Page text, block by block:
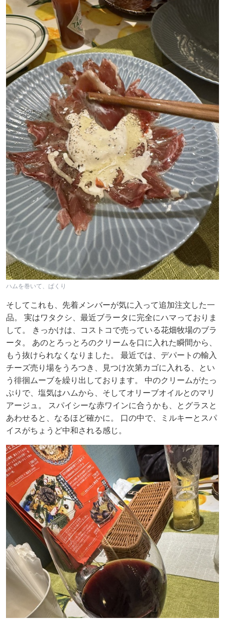
ハムを巻いて、ぱくり
そしてこれも、先着メンバーが気に入って追加注文した一
品。 実はワタクシ、最近ブラータに完全にハマっておりま
して。 きっかけは、コストコで売っている花畑牧場のブラ
ータ。 あのとろっとろのクリームを口に入れた瞬間から、
もう抜けられなくなりました。 最近では、デパートの輸入
チーズ売り場をうろつき、見つけ次第カゴに入れる、とい
う徘徊ムーブを繰り出しております。 中のクリームがたっ
ぷりで、塩気はハムから、そしてオリーブオイルとのマリ
アージュ。 スパイシーな赤ワインに合うかも、とグラスと
あわせると、なるほど確かに。 口の中で、ミルキーとスパ
イスがちょうど中和される感じ。